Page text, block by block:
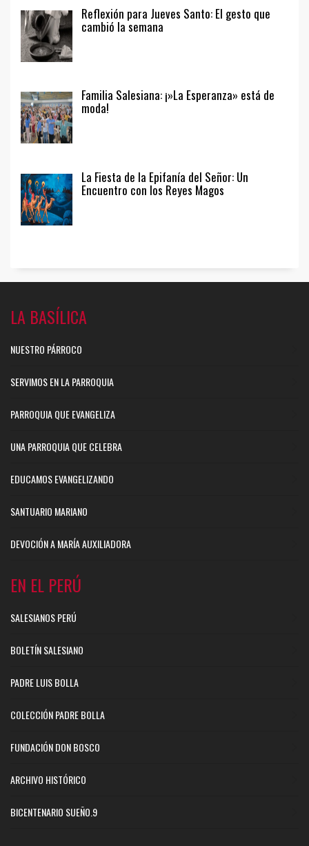
Reflexión para Jueves Santo: El gesto que
cambió la semana
Familia Salesiana: ¡»La Esperanza» está de
moda!
La Fiesta de la Epifanía del Señor: Un
Encuentro con los Reyes Magos
LA BASÍLICA
NUESTRO PÁRROCO
SERVIMOS EN LA PARROQUIA
PARROQUIA QUE EVANGELIZA
UNA PARROQUIA QUE CELEBRA
EDUCAMOS EVANGELIZANDO
SANTUARIO MARIANO
DEVOCIÓN A MARÍA AUXILIADORA
EN EL PERÚ
SALESIANOS PERÚ
BOLETÍN SALESIANO
PADRE LUIS BOLLA
COLECCIÓN PADRE BOLLA
FUNDACIÓN DON BOSCO
ARCHIVO HISTÓRICO
BICENTENARIO SUEÑO.9